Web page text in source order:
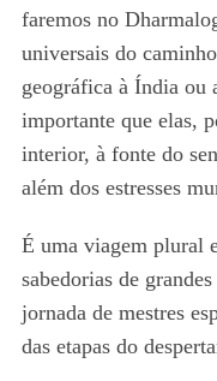
faremos no
universais do
geográfica à Índia ou
importante que elas,
interior, à fonte do
além dos estresses
É uma viagem plural
sabedorias de
jornada de mestres
das etapas do